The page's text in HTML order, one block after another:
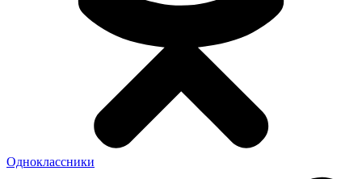
Одноклассники